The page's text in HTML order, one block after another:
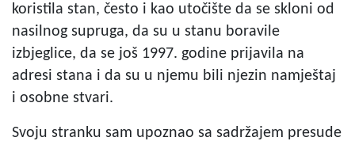
koristila stan, često i kao utočište da se skloni od
nasilnog supruga, da su u stanu boravile
izbjeglice, da se još 1997. godine prijavila na
adresi stana i da su u njemu bili njezin namještaj
i osobne stvari.
Svoju stranku sam upoznao sa sadržajem presude